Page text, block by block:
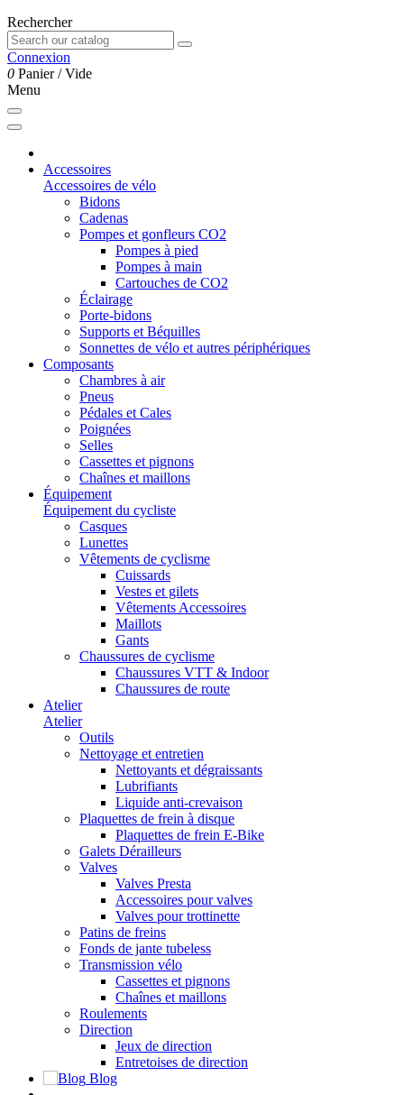
Rechercher
Connexion
0 Panier /Vide
Menu
Accessoires
Accessoires de vélo
Bidons
Cadenas
Pompes et gonfleurs CO2
Pompes à pied
Pompes à main
Cartouches de CO2
Éclairage
Porte-bidons
Supports et Béquilles
Sonnettes de vélo et autres périphériques
Composants
Chambres à air
Pneus
Pédales et Cales
Poignées
Selles
Cassettes et pignons
Chaînes et maillons
Équipement
Équipement du cycliste
Casques
Lunettes
Vêtements de cyclisme
Cuissards
Vestes et gilets
Vêtements Accessoires
Maillots
Gants
Chaussures de cyclisme
Chaussures VTT & Indoor
Chaussures de route
Atelier
Atelier
Outils
Nettoyage et entretien
Nettoyants et dégraissants
Lubrifiants
Liquide anti-crevaison
Plaquettes de frein à disque
Plaquettes de frein E-Bike
Galets Dérailleurs
Valves
Valves Presta
Accessoires pour valves
Valves pour trottinette
Patins de freins
Fonds de jante tubeless
Transmission vélo
Cassettes et pignons
Chaînes et maillons
Roulements
Direction
Jeux de direction
Entretoises de direction
Blog